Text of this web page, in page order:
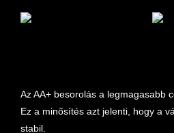
Az AA+ besorolás a legmagasabb
Ez a minősítés azt jelenti, hogy a
stabil.